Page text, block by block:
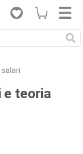
e teoria